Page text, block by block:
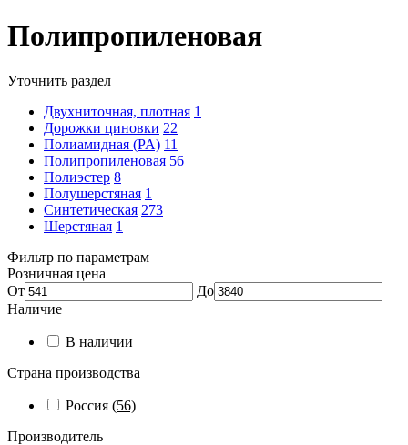
Полипропиленовая
Уточнить раздел
Двухниточная, плотная 1
Дорожки циновки 22
Полиамидная (PA) 11
Полипропиленовая 56
Полиэстер 8
Полушерстяная 1
Синтетическая 273
Шерстяная 1
Фильтр по параметрам
Розничная цена
От
До
Наличие
В наличии
Страна производства
Россия (56)
Производитель